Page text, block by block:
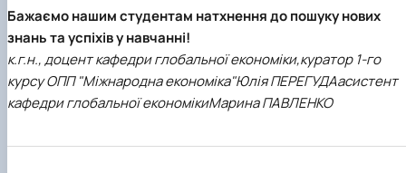
Бажаємо нашим студентам натхнення до пошуку нових
знань та успіхів у навчанні!
к.г.н., доцент кафедри глобальної економіки,куратор 1-го
курсу ОПП "Міжнародна економіка"Юлія ПЕРЕГУДАасистент
кафедри глобальної економікиМарина ПАВЛЕНКО